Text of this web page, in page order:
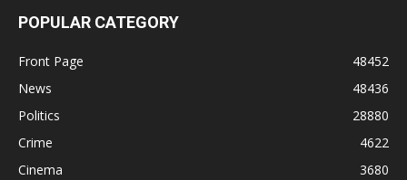
POPULAR CATEGORY
Front Page
48452
News
48436
Politics
28880
Crime
4622
Cinema
3680